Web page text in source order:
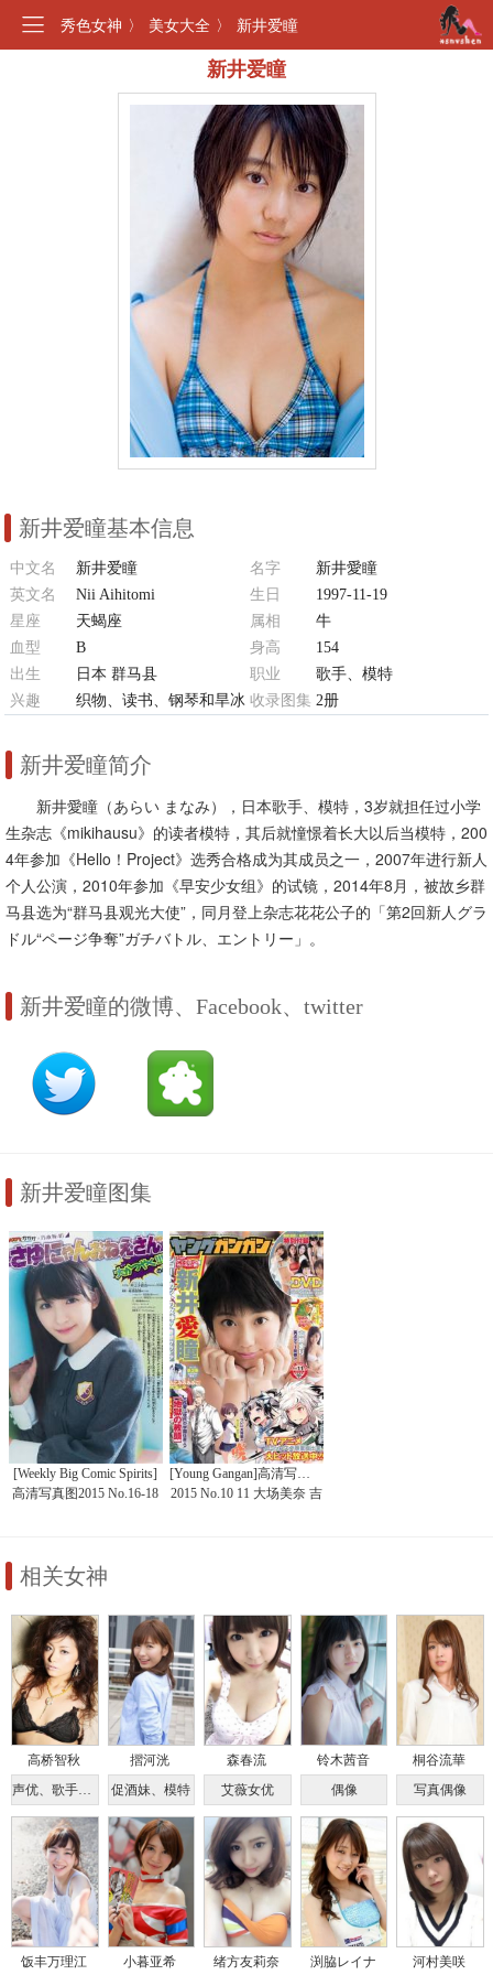
秀色女神 〉 美女大全 〉 新井爱瞳
新井爱瞳
新井爱瞳基本信息
中文名 新井爱瞳 名字
新井愛瞳
英文名
Nii Aihitomi 生日
1997-11-19
星座
天蝎座 属相
牛
血型
B 身高
154
出生
日本 群马县 职业
歌手、模特
兴趣
织物、读书、钢琴和旱冰 收录图集 2册
新井爱瞳简介
新井愛瞳（あらい まなみ），日本歌手、模特，3岁就担任过小学
生杂志《mikihausu》的读者模特，其后就憧憬着长大以后当模特，200
4年参加《Hello！Project》选秀合格成为其成员之一，2007年进行新人
个人公演，2010年参加《早安少女组》的试镜，2014年8月，被故乡群
马县选为“群马县观光大使”，同月登上杂志花花公子的「第2回新人グラ
ドル“ページ争奪”ガチバトル、エントリー」。
新井爱瞳的微博、Facebook、twitter
新井爱瞳图集
[Weekly Big Comic Spirits]
高清写真图2015 No.16-18
[Young Gangan]高清写真图
2015 No.10 11 大场美奈 吉
相关女神
高桥智秋
声优、歌手、模特
摺河洸
促酒妹、模特
森春流
艾薇女优
铃木茜音
偶像
桐谷流華
写真偶像
饭丰万理江 小暮亚希 绪方友莉奈 渕脇レイナ 河村美咲